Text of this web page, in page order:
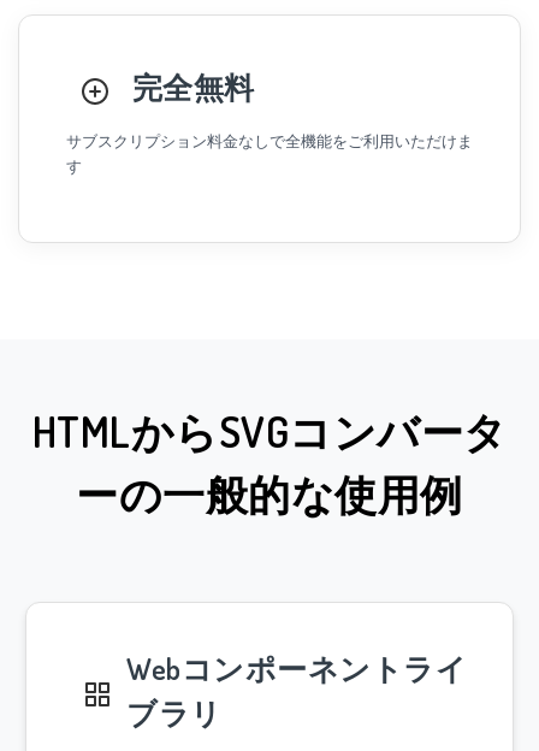
完全無料
サブスクリプション料金なしで全機能をご利用いただけま
す
HTMLからSVGコンバータ
ーの一般的な使用例
Webコンポーネントライ
ブラリ